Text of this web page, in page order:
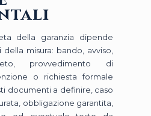
della garanzia dipende
misura: bando, avviso,
provvedimento di
o richiesta formale
documenti a definire, caso
obbligazione garantita,